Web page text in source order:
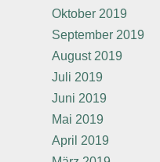
Oktober 2019
September 2019
August 2019
Juli 2019
Juni 2019
Mai 2019
April 2019